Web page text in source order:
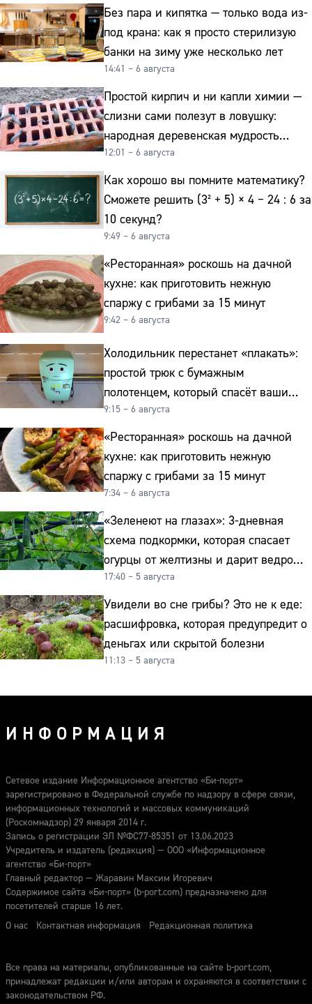
Без пара и кипятка — только вода из-
под крана: как я просто стерилизую
банки на зиму уже несколько лет
14:41 – 6 августа
Простой кирпич и ни капли химии —
слизни сами полезут в ловушку:
народная деревенская мудрость
реально работает
12:01 – 6 августа
Как хорошо вы помните математику?
Сможете решить (3² + 5) × 4 − 24 : 6 за
10 секунд?
9:49 – 6 августа
«Ресторанная» роскошь на дачной
кухне: как приготовить нежную
спаржу с грибами за 15 минут
9:42 – 6 августа
Холодильник перестанет «плакать»:
простой трюк с бумажным
полотенцем, который спасёт ваши
овощи от гнили
9:15 – 6 августа
«Ресторанная» роскошь на дачной
кухне: как приготовить нежную
спаржу с грибами за 15 минут
7:34 – 6 августа
«Зеленеют на глазах»: 3-дневная
схема подкормки, которая спасает
огурцы от желтизны и дарит ведро
урожая
17:40 – 5 августа
Увидели во сне грибы? Это не к еде:
расшифровка, которая предупредит о
деньгах или скрытой болезни
11:13 – 5 августа
ИНФОРМАЦИЯ
Сетевое издание Информационное агентство «Би-порт»
зарегистрировано в Федеральной службе по надзору в сфере связи,
информационных технологий и массовых коммуникаций
(Роскомнадзор) 29 января 2014 г.
Запись о регистрации ЭЛ №ФС77-85351 от 13.06.2023
Учредитель и издатель (редакция) — ООО «Информационное
агентство «Би-порт»
Главный редактор — Жаравин Максим Игоревич
Содержимое сайта «Би-порт» (b-port.com) предназначено для
посетителей старше 16 лет.
О нас
Контактная информация Редакционная политика
Все права на материалы, опубликованные на сайте b-port.com,
принадлежат редакции и/или авторам и охраняются в соответствии с
законодательством РФ.